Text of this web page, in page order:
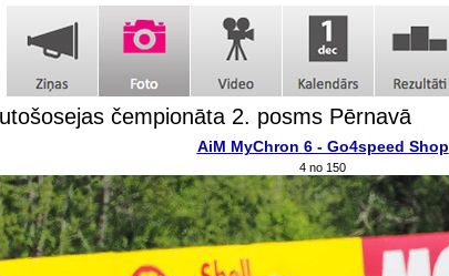
čempionāta 2. posms Pērnavā
AiM MyChron 6 - Go4speed Shop
4 no 150